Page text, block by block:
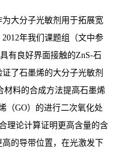
大分子光敏剂用于拓展宽
年我们课题组（文中参
有良好界面接触的ZnS-石
了石墨烯的大分子光敏剂
材料的合成方法提高石墨烯
（GO）的进行二次氧化处
理论计算证明更高含量的含
的导带位置，在光激发下